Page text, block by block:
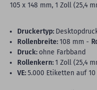
105 x 148 mm, 1 Zoll (25,4
Druckertyp:
Rollenbreite:108 mm -
Druck: ohne Farbband
Rollenkern:1 Zoll (25,4
VE:5.000 Etiketten auf